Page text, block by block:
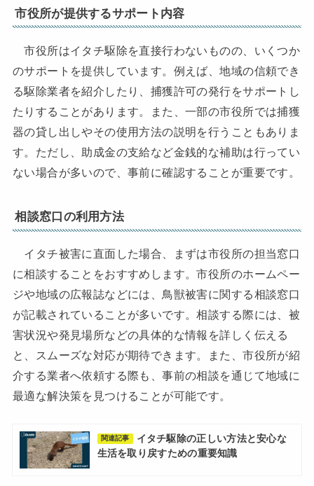
市役所が提供するサポート内容
市役所はイタチ駆除を直接行わないものの、いくつか
のサポートを提供しています。例えば、地域の信頼でき
る駆除業者を紹介したり、捕獲許可の発行をサポートし
たりすることがあります。また、一部の市役所では捕獲
器の貸し出しやその使用方法の説明を行うこともありま
す。ただし、助成金の支給など金銭的な補助は行ってい
ない場合が多いので、事前に確認することが重要です。
相談窓口の利用方法
イタチ被害に直面した場合、まずは市役所の担当窓口
に相談することをおすすめします。市役所のホームペー
ジや地域の広報誌などには、鳥獣被害に関する相談窓口
が記載されていることが多いです。相談する際には、被
害状況や発見場所などの具体的な情報を詳しく伝える
と、スムーズな対応が期待できます。また、市役所が紹
介する業者へ依頼する際も、事前の相談を通じて地域に
最適な解決策を見つけることが可能です。
関連記事
イタチ駆除の正しい方法と安心な
生活を取り戻すための重要知識